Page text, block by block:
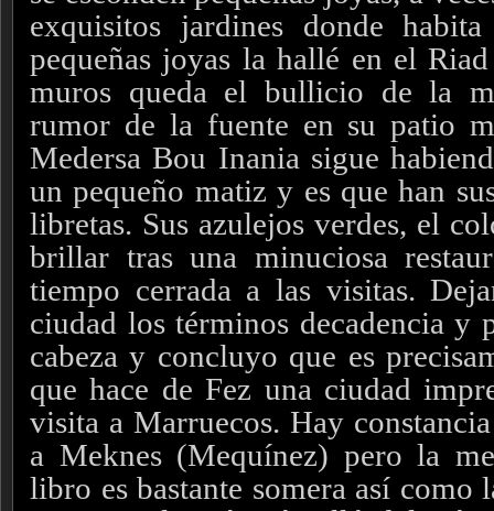
exquisitos jardines donde
pequeñas joyas la hallé en el
muros queda el bullicio de la
rumor de la fuente en su patio
Medersa Bou Inania sigue
un pequeño matiz y es que han
libretas. Sus azulejos verdes, el
brillar tras una minuciosa
tiempo cerrada a las visitas.
ciudad los términos decadencia y
cabeza y concluyo que es
que hace de Fez una ciudad
visita a Marruecos. Hay
a Meknes (Mequínez) pero la
libro es bastante somera así como